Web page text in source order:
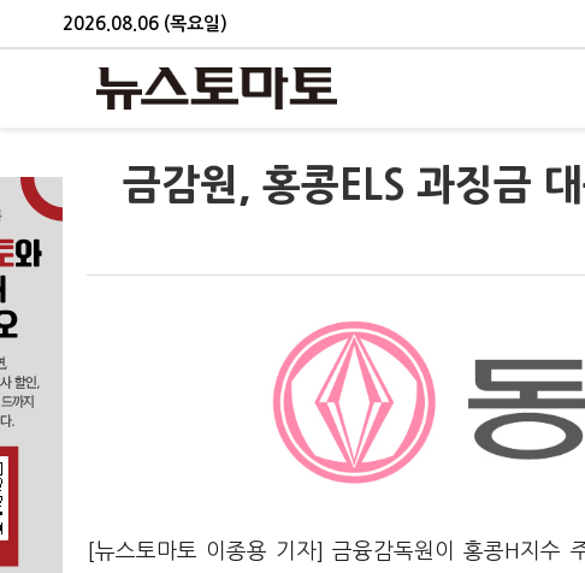
2026.08.06 (목요일)
금감원, 홍콩ELS 과징금
[뉴스토마토 이종용 기자] 금융감독원이 홍콩H지수